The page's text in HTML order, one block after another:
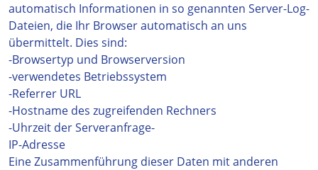
automatisch Informationen in so genannten Server-Log-
Dateien, die Ihr Browser automatisch an uns
übermittelt. Dies sind:
-Browsertyp und Browserversion
-verwendetes Betriebssystem
-Referrer URL
-Hostname des zugreifenden Rechners
-Uhrzeit der Serveranfrage-
IP-Adresse
Eine Zusammenführung dieser Daten mit anderen